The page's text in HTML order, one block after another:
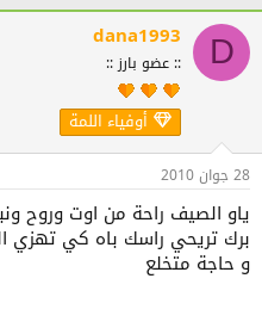
D
dana1993
:: عضو بارز ::
أوفياء اللمة
28 جوان 2010
ياو الصيف راحة من اوت وروح
برك تريحي راسك باه كي تهزي
و حاجة متخلع